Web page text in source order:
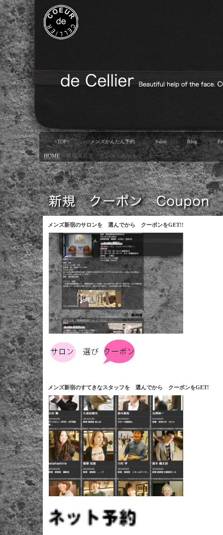
=TOP= メンズかんたん予約 Salon Blog
HOME>新宿美容室 メンズ｜カット｜ クーポン
メンズ新宿のサロンを 選んでから クーポンをGET!!
メンズ新宿のすてきなスタッフを 選んでから クーポンをGET!